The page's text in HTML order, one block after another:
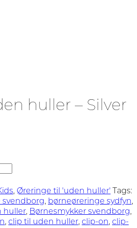
huller – Silver
, Øreringe til 'uden huller' Tags:
, børneøreringe sydfyn,
huller, Børnesmykker svendborg,
, clip til uden huller, clip-on, clip-